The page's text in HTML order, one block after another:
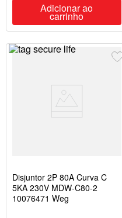
Adicionar ao
carrinho
Disjuntor 2P 80A Curva C
5KA 230V MDW-C80-2
10076471 Weg